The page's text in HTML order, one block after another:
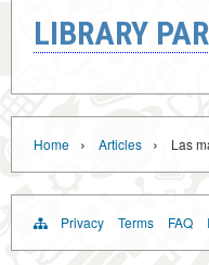
LIBRARY
Home › Articles › Las
Privacy Terms FAQ